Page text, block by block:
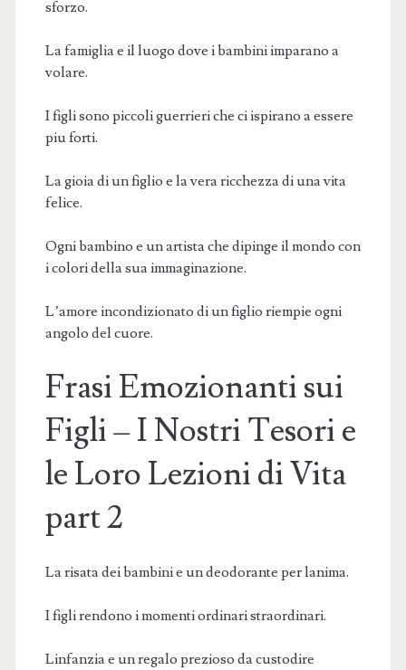
sforzo.
La famiglia e il luogo dove i bambini imparano a
volare.
I figli sono piccoli guerrieri che ci ispirano a essere
piu forti.
La gioia di un figlio e la vera ricchezza di una vita
felice.
Ogni bambino e un artista che dipinge il mondo con
i colori della sua immaginazione.
L’amore incondizionato di un figlio riempie ogni
angolo del cuore.
Frasi Emozionanti sui
Figli – I Nostri Tesori e
le Loro Lezioni di Vita
part 2
La risata dei bambini e un deodorante per lanima.
I figli rendono i momenti ordinari straordinari.
Linfanzia e un regalo prezioso da custodire